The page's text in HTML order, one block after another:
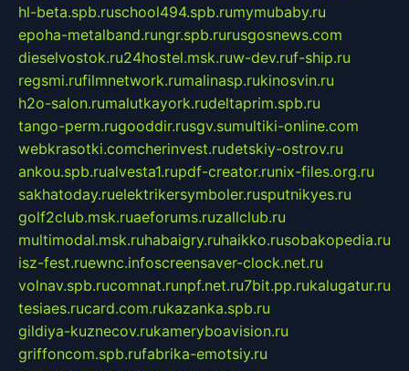
hl-beta.spb.ruschool494.spb.rumymubaby.ru
epoha-metalband.rungr.spb.rurusgosnews.com
dieselvostok.ru24hostel.msk.ruw-dev.ruf-ship.ru
regsmi.rufilmnetwork.rumalinasp.rukinosvin.ru
h2o-salon.rumalutkayork.rudeltaprim.spb.ru
tango-perm.rugooddir.rusgv.sumultiki-online.com
webkrasotki.comcherinvest.rudetskiy-ostrov.ru
ankou.spb.rualvesta1.rupdf-creator.runix-files.org.ru
sakhatoday.ruelektrikersymboler.rusputnikyes.ru
golf2club.msk.ruaeforums.ruzallclub.ru
multimodal.msk.ruhabaigry.ruhaikko.rusobakopedia.ru
isz-fest.ruewnc.infoscreensaver-clock.net.ru
volnav.spb.rucomnat.runpf.net.ru7bit.pp.rukalugatur.ru
tesiaes.rucard.com.rukazanka.spb.ru
gildiya-kuznecov.rukameryboavision.ru
griffoncom.spb.rufabrika-emotsiy.ru